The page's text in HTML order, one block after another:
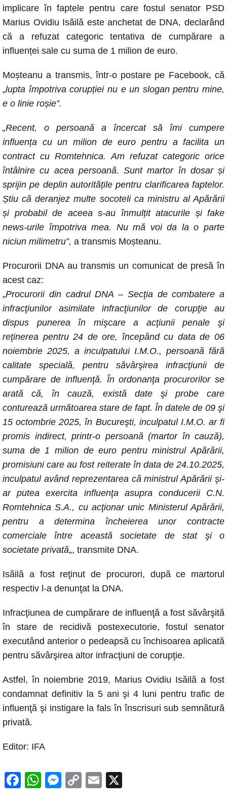
implicare în faptele pentru care fostul senator PSD
Marius Ovidiu Isăilă este anchetat de DNA, declarând
că a refuzat categoric tentativa de cumpărare a
influenței sale cu suma de 1 milion de euro.
Moșteanu a transmis, într-o postare pe Facebook, că
„lupta împotriva corupției nu e un slogan pentru mine,
e o linie roșie”.
„Recent, o persoană a încercat să îmi cumpere
influența cu un milion de euro pentru a facilita un
contract cu Romtehnica. Am refuzat categoric orice
întâlnire cu acea persoană. Sunt martor în dosar și
sprijin pe deplin autoritățile pentru clarificarea faptelor.
Știu că deranjez multe socoteli ca ministru al Apărării
și probabil de aceea s-au înmulțit atacurile și fake
news-urile împotriva mea. Nu mă voi da la o parte
niciun milimetru”, a transmis Moșteanu.
Procurorii DNA au transmis un comunicat de presă în
acest caz:
„Procurorii din cadrul DNA – Secţia de combatere a
infracţiunilor asimilate infracţiunilor de corupţie au
dispus punerea în mişcare a acţiunii penale şi
reţinerea pentru 24 de ore, începând cu data de 06
noiembrie 2025, a inculpatului I.M.O., persoană fără
calitate specială, pentru săvârşirea infracţiunii de
cumpărare de influenţă. În ordonanţa procurorilor se
arată că, în cauză, există date şi probe care
conturează următoarea stare de fapt. În datele de 09 şi
15 octombrie 2025, în Bucureşti, inculpatul I.M.O. ar fi
promis indirect, printr-o persoană (martor în cauză),
suma de 1 milion de euro pentru ministrul Apărării,
promisiuni care au fost reiterate în data de 24.10.2025,
inculpatul având reprezentarea că ministrul Apărării şi-
ar putea exercita influenţa asupra conducerii C.N.
Romtehnica S.A., cu acţionar unic Ministerul Apărării,
pentru a determina încheierea unor contracte
comerciale între această societate de stat şi o
societate privată„, transmite DNA.
Isăilă a fost reţinut de procurori, după ce martorul
respectiv l-a denunţat la DNA.
Infracţiunea de cumpărare de influenţă a fost săvârşită
în stare de recidivă postexecutorie, fostul senator
executând anterior o pedeapsă cu închisoarea aplicată
pentru săvârşirea altor infracţiuni de corupţie.
Astfel, în noiembrie 2019, Marius Ovidiu Isăilă a fost
condamnat definitiv la 5 ani şi 4 luni pentru trafic de
influenţă şi instigare la fals în înscrisuri sub semnătură
privată.
Editor: IFA
F
W
M
C
E